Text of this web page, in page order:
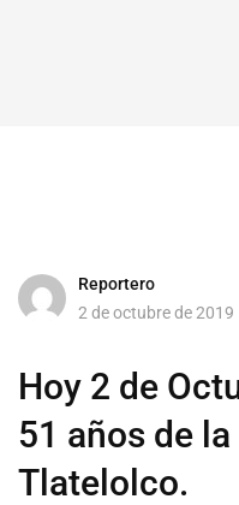
Reportero
2 de octubre de 2019
Hoy 2 de
51 años de
Tlatelolco.